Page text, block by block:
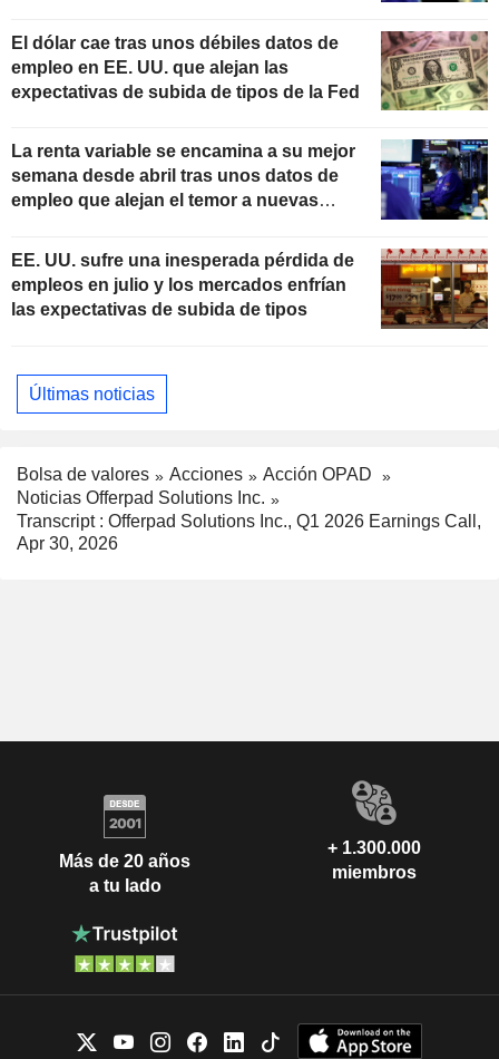
El dólar cae tras unos débiles datos de
empleo en EE. UU. que alejan las
expectativas de subida de tipos de la Fed
La renta variable se encamina a su mejor
semana desde abril tras unos datos de
empleo que alejan el temor a nuevas
EE. UU. sufre una inesperada pérdida de
empleos en julio y los mercados enfrían
las expectativas de subida de tipos
Últimas noticias
Bolsa de valores Acciones
Acción OPAD
Noticias Offerpad Solutions Inc.
Transcript : Offerpad Solutions Inc., Q1 2026 Earnings Call,
Apr 30, 2026
Más de 20 años
a tu lado
+ 1.300.000
miembros